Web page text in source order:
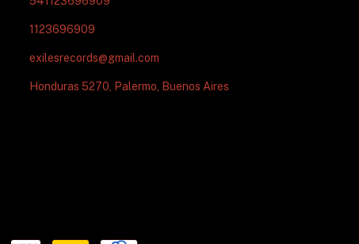
1123696909
exilesrecords@gmail.com
Honduras 5270, Palermo, Buenos Aires